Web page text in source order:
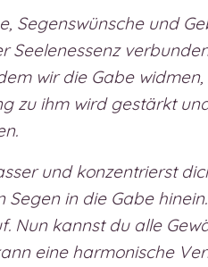
Segenswünsche und
Seelenessenz
wir die Gabe
zu ihm wird gestärkt
und konzentrierst
in die Gabe
Nun kannst du alle
eine harmonische